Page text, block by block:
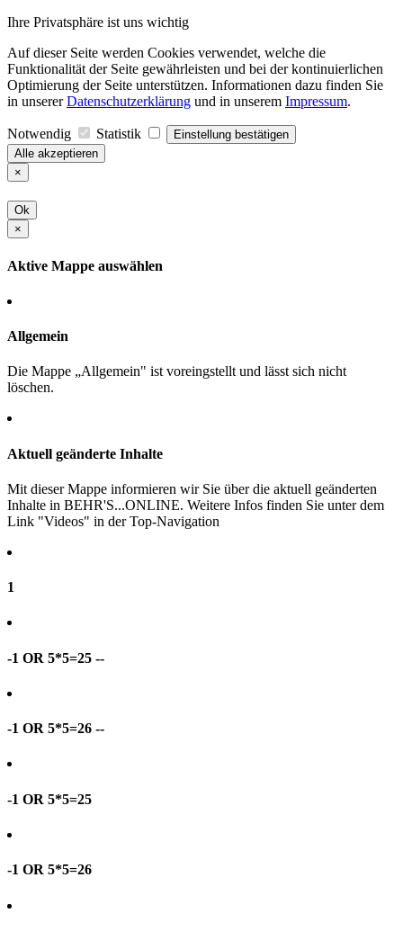
Ihre Privatsphäre ist uns wichtig
Auf dieser Seite werden Cookies verwendet, welche die
Funktionalität der Seite gewährleisten und bei der kontinuierlichen
Optimierung der Seite unterstützen. Informationen dazu finden Sie
in unsererDatenschutzerklärung und in unserem Impressum.
Notwendig Statistik
Einstellung bestätigen
Alle akzeptieren
×
Ok
×
Aktive Mappe auswählen
Allgemein
Die Mappe „Allgemein" ist voreingstellt und lässt sich nicht
löschen.
Aktuell geänderte Inhalte
Mit dieser Mappe informieren wir Sie über die aktuell geänderten
Inhalte in BEHR'S...ONLINE. Weitere Infos finden Sie unter dem
Link "Videos" in der Top-Navigation
1
-1 OR 5*5=25 --
-1 OR 5*5=26 --
-1 OR 5*5=25
-1 OR 5*5=26